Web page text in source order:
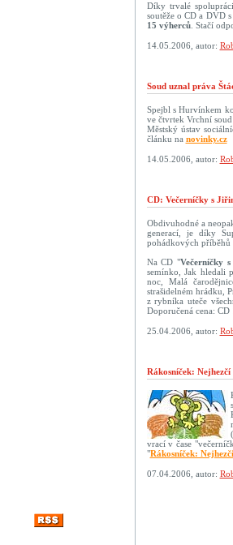
Díky trvalé
soutěže o CD a DVD
15 výherců. Stačí
14.05.2006, autor:
Soud uznal práva
Spejbl s Hurvínkem
ve čtvrtek Vrchní
Městský ústav
článku na novinky.cz
14.05.2006, autor:
CD: Večerníčky s
Obdivuhodné a
generací, je díky
pohádkových příběhů
Na CD "Večerníčky
semínko, Jak hledali
noc, Malá
strašidelném hrádku,
z rybníka uteče
Doporučená cena:
25.04.2006, autor:
Rákosníček:
vrací v čase
"Rákosníček:
07.04.2006, autor: